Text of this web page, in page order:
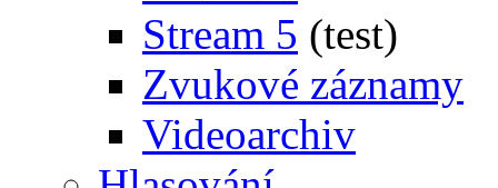
Stream 5 (test)
Zvukové záznamy
Videoarchiv